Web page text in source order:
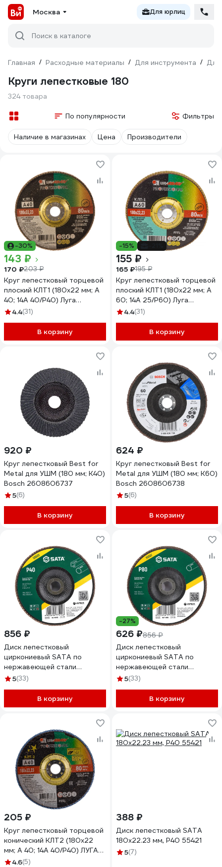
Москва Для юрлиц
Поиск в каталоге
Главная / Расходные материалы / Для инструмента / Для
Круги лепестковые 180
324 товара
По популярности Фильтры
Наличие в магазинах Цена Производители
-30%
143 ₽
170 ₽203 ₽
Круг лепестковый торцевой
плоский КЛТ1 (180х22 мм; А
40; 14А 40/Р40) Луга
4603347276587
4.4(31)
В корзину
-15%
155 ₽
165 ₽195 ₽
Круг лепестковый торцевой
плоский КЛТ1 (180х22 мм; А
60; 14А 25/Р60) Луга
4603347276563
4.4(31)
В корзину
920 ₽
Круг лепестковый Best for
Metal для УШМ (180 мм; К40)
Bosch 2608606737
5(6)
В корзину
624 ₽
Круг лепестковый Best for
Metal для УШМ (180 мм; К60)
Bosch 2608606738
5(6)
В корзину
856 ₽
Диск лепестковый
циркониевый SATA по
нержавеющей стали
180х22.23 мм, Р40 55505
5(33)
В корзину
-27%
626 ₽856 ₽
Диск лепестковый
циркониевый SATA по
нержавеющей стали
180х22.23 мм, Р80 55507
5(33)
В корзину
205 ₽
Круг лепестковый торцевой
конический КЛТ2 (180х22
мм; А 40; 14А 40/Р40) ЛУГА
4603347277683
4.6(5)
388 ₽
Диск лепестковый SATA
180х22.23 мм, Р40 55421
5(7)